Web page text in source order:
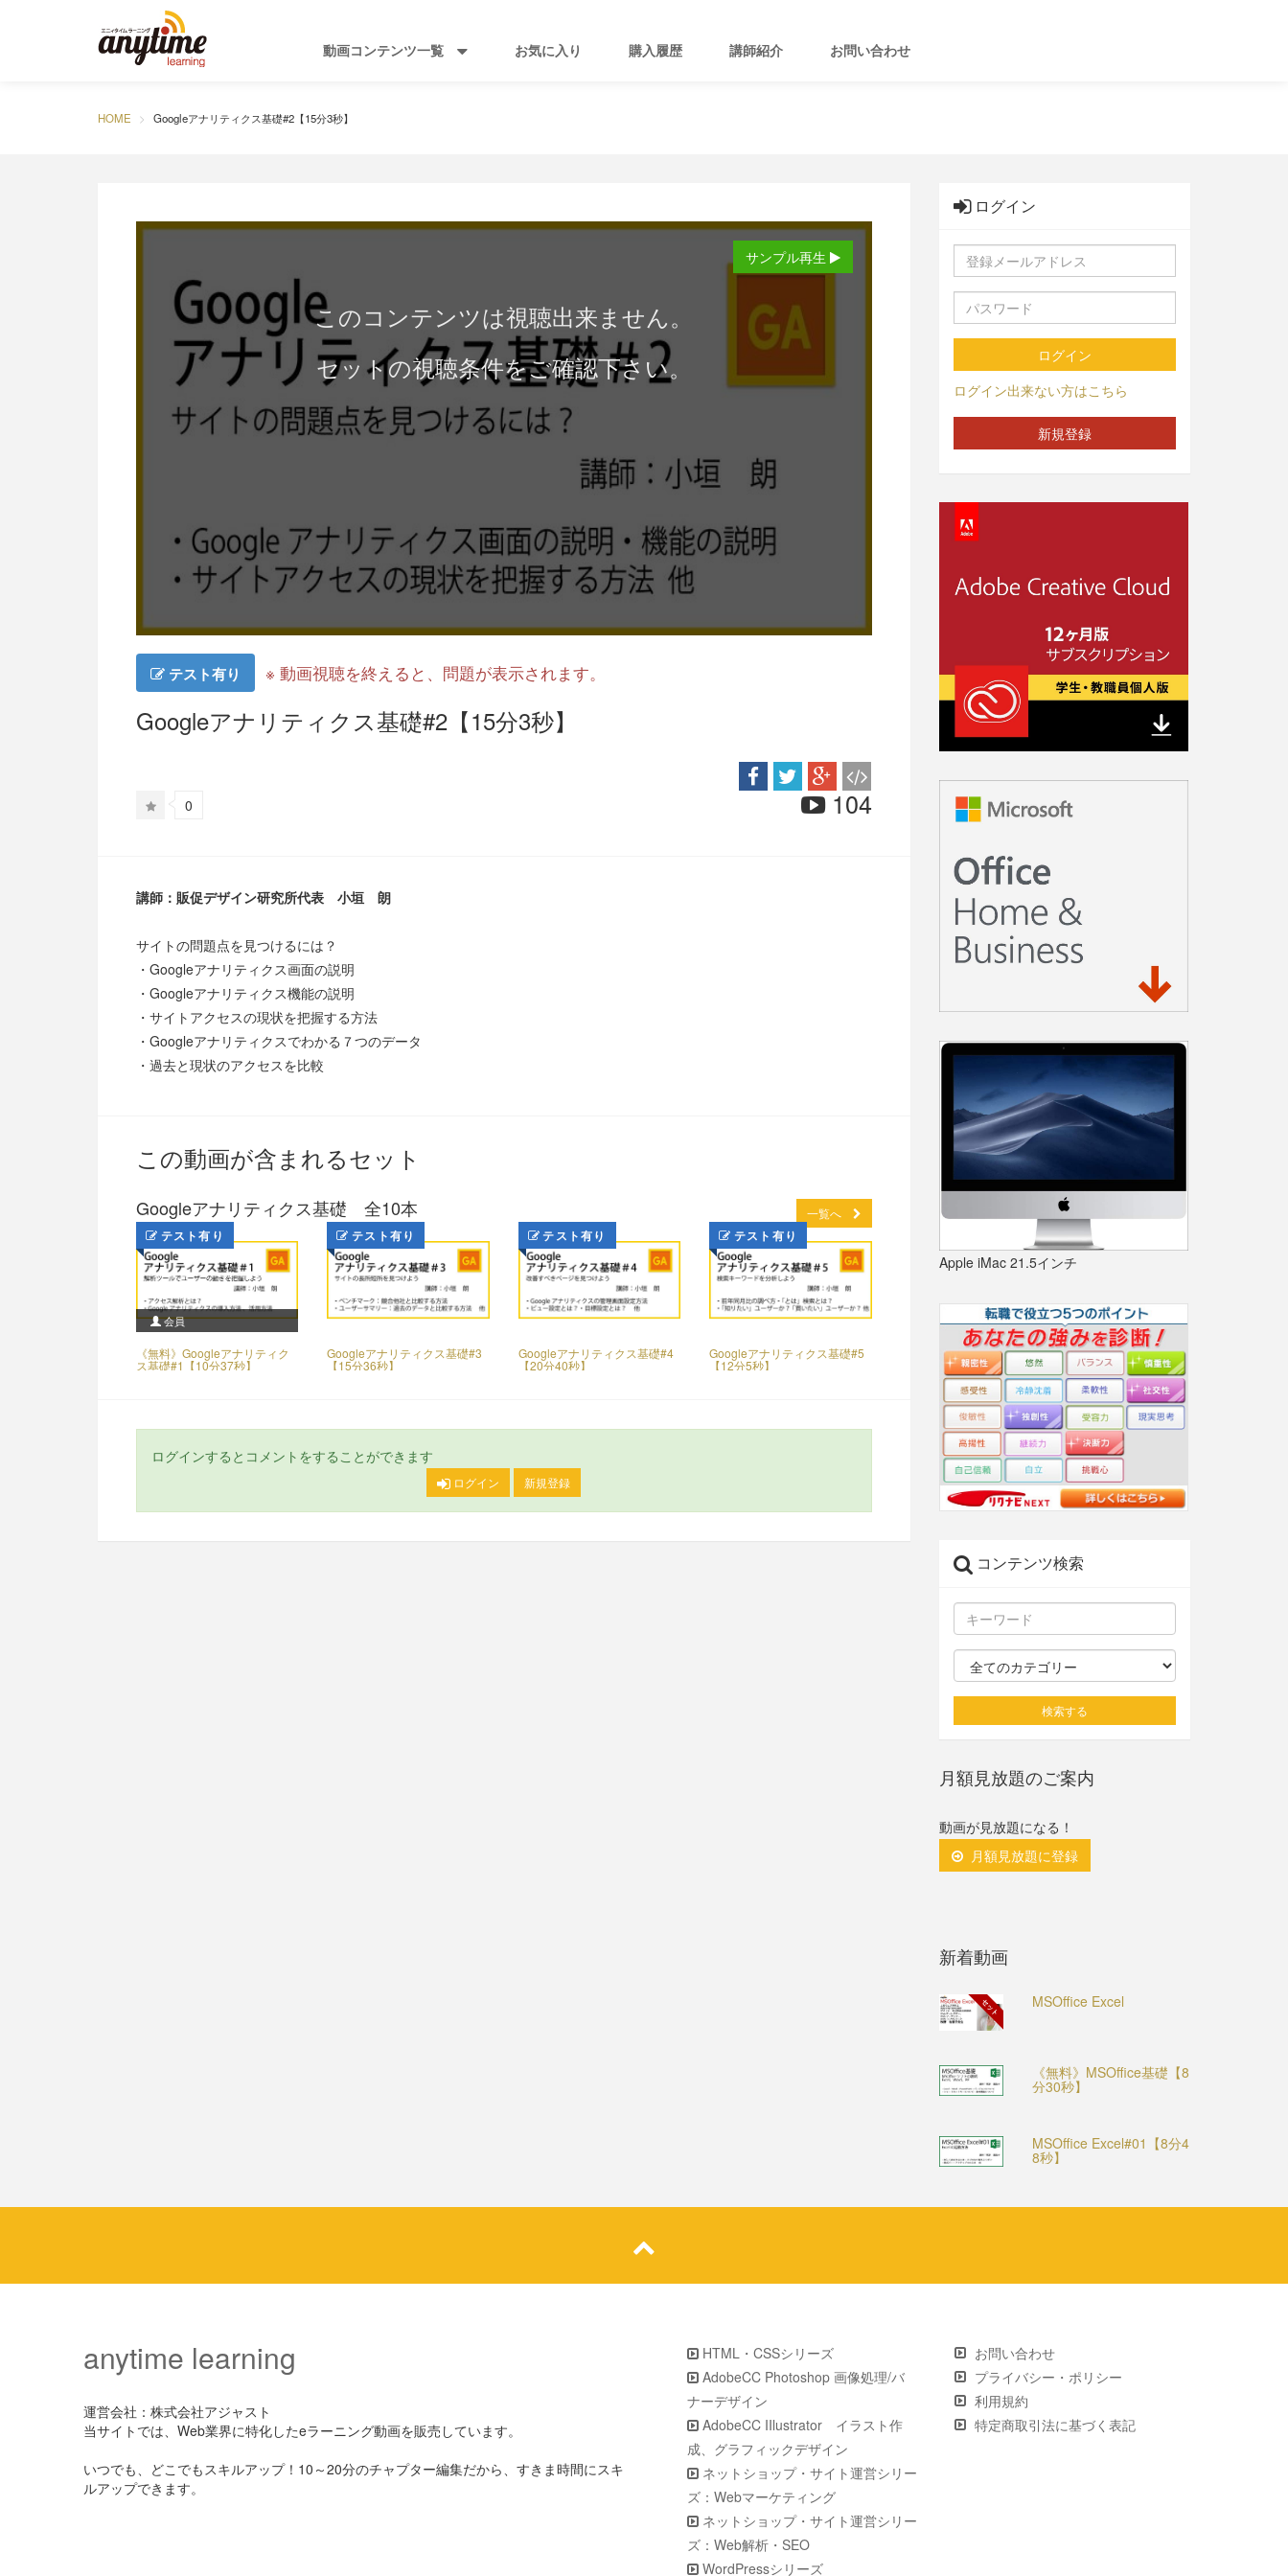
動画コンテンツ一覧 お気に入り 購入履歴 講師紹介 お問い合わせ
HOME Googleアナリティクス基礎#2【15分3秒】
このコンテンツは視聴出来ません。
セットの視聴条件をご確認下さい。
サンプル再生
テスト有り ※ 動画視聴を終えると、問題が表示されます。
Googleアナリティクス基礎#2【15分3秒】
0 104
講師：販促デザイン研究所代表 小垣 朗
サイトの問題点を見つけるには？
・Googleアナリティクス画面の説明
・Googleアナリティクス機能の説明
・サイトアクセスの現状を把握する方法
・Googleアナリティクスでわかる７つのデータ
・過去と現状のアクセスを比較
この動画が含まれるセット
Googleアナリティクス基礎 全10本 一覧へ
テスト有り
会員
《無料》Googleアナリティク
ス基礎#1【10分37秒】
テスト有り
Googleアナリティクス基礎#3
【15分36秒】
テスト有り
Googleアナリティクス基礎#4
【20分40秒】
テスト有り
Googleアナリティクス基礎#5
【12分5秒】
ログインするとコメントをすることができます
ログイン 新規登録
ログイン
ログイン
ログイン出来ない方はこちら
新規登録
Apple iMac 21.5インチ
コンテンツ検索
検索する
月額見放題のご案内
動画が見放題になる！
月額見放題に登録
新着動画
セット MSOffice Excel
《無料》MSOffice基礎【8
分30秒】
MSOffice Excel#01【8分4
8秒】
anytime learning
運営会社：株式会社アジャスト
当サイトでは、Web業界に特化したeラーニング動画を販売しています。
いつでも、どこでもスキルアップ！10～20分のチャプター編集だから、すきま時間にスキ
ルアップできます。
HTML・CSSシリーズ
AdobeCC Photoshop 画像処理/バ
ナーデザイン
AdobeCC IIlustrator イラスト作
成、グラフィックデザイン
ネットショップ・サイト運営シリー
ズ：Webマーケティング
ネットショップ・サイト運営シリー
ズ：Web解析・SEO
WordPressシリーズ
お問い合わせ
プライバシー・ポリシー
利用規約
特定商取引法に基づく表記